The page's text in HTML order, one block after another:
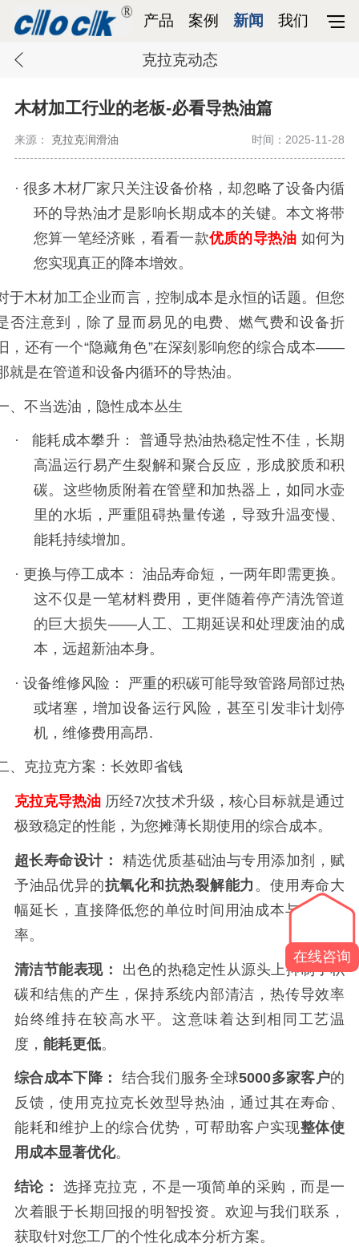
产品 案例 新闻 我们
克拉克动态
木材加工行业的老板-必看导热油篇
来源： 克拉克润滑油 时间：2025-11-28
·很多木材厂家只关注设备价格，却忽略了设备内循
环的导热油才是影响长期成本的关键。本文将带
您算一笔经济账，看看一款优质的导热油 如何为
您实现真正的降本增效。
于木材加工企业而言，控制成本是永恒的话题。但您
否注意到，除了显而易见的电费、燃气费和设备折
，还有一个“隐藏角色”在深刻影响您的综合成本——
就是在管道和设备内循环的导热油。
、不当选油，隐性成本丛生
· 能耗成本攀升：
普通导热油热稳定性不佳，长期
高温运行易产生裂解和聚合反应，形成胶质和积
碳。这些物质附着在管壁和加热器上，如同水壶
里的水垢，严重阻碍热量传递，导致升温变慢、
能耗持续增加。
· 更换与停工成本：
油品寿命短，一两年即需更换。
这不仅是一笔材料费用，更伴随着停产清洗管道
的巨大损失——人工、工期延误和处理废油的成
本，远超新油本身。
· 设备维修风险：
严重的积碳可能导致管路局部过热
或堵塞，增加设备运行风险，甚至引发非计划停
机，维修费用高昂.
、克拉克方案：长效即省钱
克拉克导热油 历经7次技术升级，核心目标就是通过
极致稳定的性能，为您摊薄长期使用的综合成本。
超长寿命设计：
精选优质基础油与专用添加剂，赋
予油品优异的抗氧化和抗热裂解能力 。使用寿命大
幅延长，直接降低您的单位时间用油成本与换油频
率。
清洁节能表现：
出色的热稳定性从源头上抑制了积
碳和结焦的产生，保持系统内部清洁，热传导效率
始终维持在较高水平。这意味着达到相同工艺温
度， 能耗更低。
综合成本下降： 结合我们服务全球5000多家客户的
反馈，使用克拉克长效型导热油，通过其在寿命、
能耗和维护上的综合优势，可帮助客户实现整体使
用成本显著优化。
结论：
选择克拉克，不是一项简单的采购，而是一
次着眼于长期回报的明智投资。欢迎与我们联系，
获取针对您工厂的个性化成本分析方案。
在线咨询